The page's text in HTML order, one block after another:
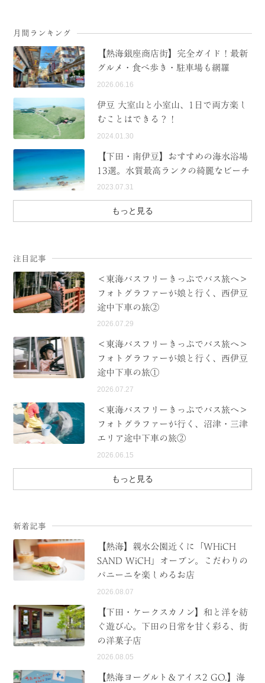
月間ランキング
【熱海銀座商店街】完全ガイド！最新
グルメ・食べ歩き・駐車場も網羅
2026.06.16
伊豆 大室山と小室山、1日で両方楽し
むことはできる？！
2024.01.30
【下田・南伊豆】おすすめの海水浴場
13選。水質最高ランクの綺麗なビーチ
2023.07.31
もっと見る
注目記事
＜東海バスフリーきっぷでバス旅へ＞
フォトグラファーが娘と行く、西伊豆
途中下車の旅②
2026.07.29
＜東海バスフリーきっぷでバス旅へ＞
フォトグラファーが娘と行く、西伊豆
途中下車の旅①
2026.07.27
＜東海バスフリーきっぷでバス旅へ＞
フォトグラファーが行く、沼津・三津
エリア途中下車の旅②
2026.06.15
もっと見る
新着記事
【熱海】親水公園近くに「WHiCH
SAND WiCH」オープン。こだわりの
パニーニを楽しめるお店
2026.08.07
【下田・ケークスカノン】和と洋を紡
ぐ遊び心。下田の日常を甘く彩る、街
の洋菓子店
2026.08.05
【熱海ヨーグルト＆アイス2 GO.】海